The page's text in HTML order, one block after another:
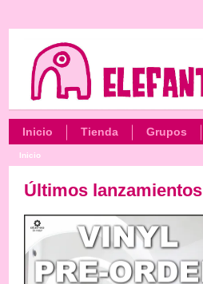
Inicio Tienda Grupos
Inicio
Últimos lanzamientos